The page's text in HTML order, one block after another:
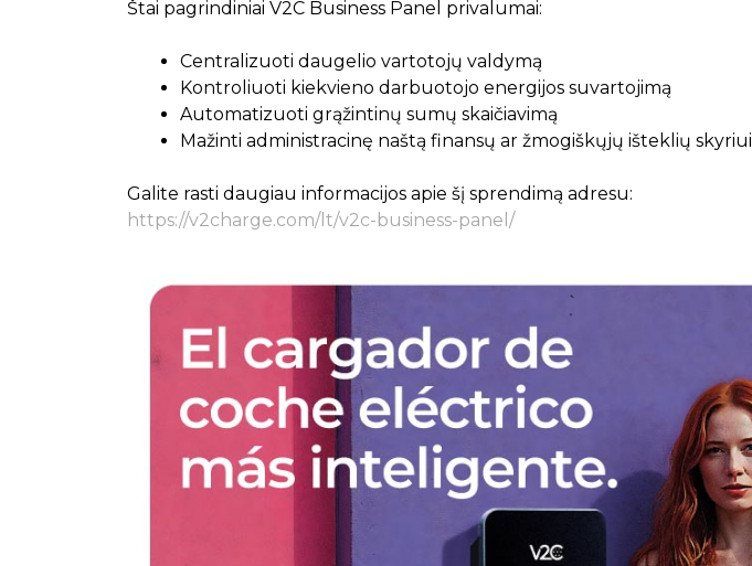
Štai pagrindiniai V2C Business Panel privalumai:
Centralizuoti daugelio vartotojų valdymą
Kontroliuoti kiekvieno darbuotojo energijos suvartojimą
Automatizuoti grąžintinų sumų skaičiavimą
Mažinti administracinę naštą finansų ar žmogiškųjų išteklių skyriui
Galite rasti daugiau informacijos apie šį sprendimą adresu:
https://v2charge.com/lt/v2c-business-panel/